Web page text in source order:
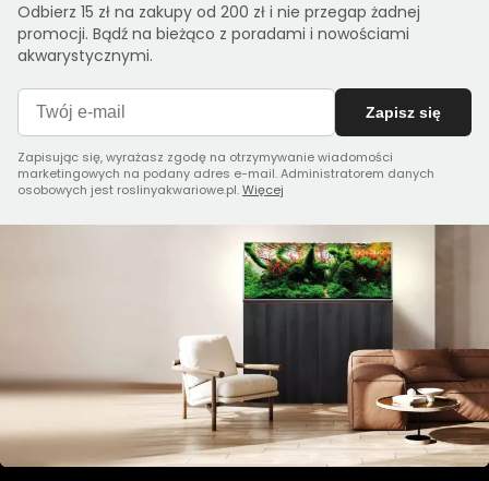
Odbierz 15 zł na zakupy od 200 zł i nie przegap żadnej
promocji. Bądź na bieżąco z poradami i nowościami
akwarystycznymi.
Zapisz się
Zapisując się, wyrażasz zgodę na otrzymywanie wiadomości
marketingowych na podany adres e-mail. Administratorem danych
osobowych jest roslinyakwariowe.pl.Więcej